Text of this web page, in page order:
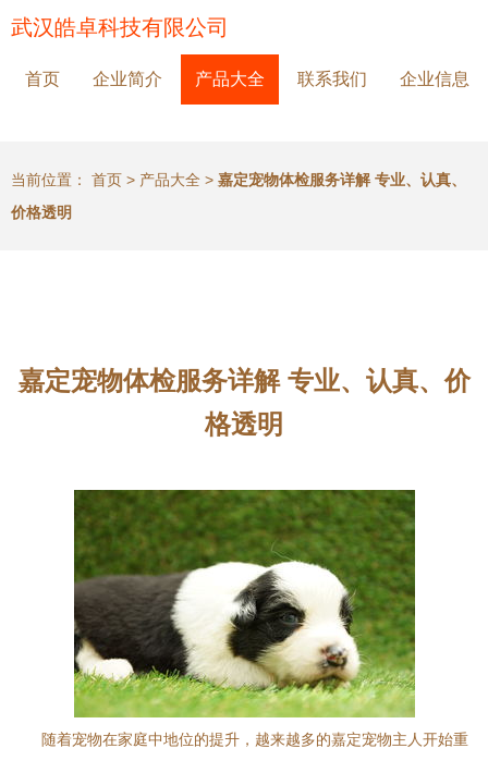
武汉皓卓科技有限公司
首页 企业简介 产品大全 联系我们 企业信息
当前位置： 首页 > 产品大全 > 嘉定宠物体检服务详解 专业、认真、
价格透明
嘉定宠物体检服务详解 专业、认真、价
格透明
随着宠物在家庭中地位的提升，越来越多的嘉定宠物主人开始重